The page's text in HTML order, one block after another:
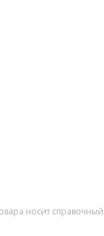
носит